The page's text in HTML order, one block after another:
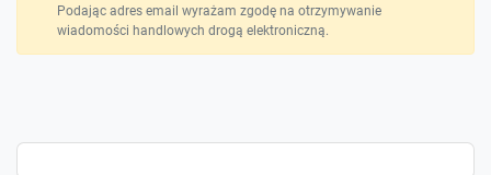
Podając adres email wyrażam zgodę na otrzymywanie
wiadomości handlowych drogą elektroniczną.